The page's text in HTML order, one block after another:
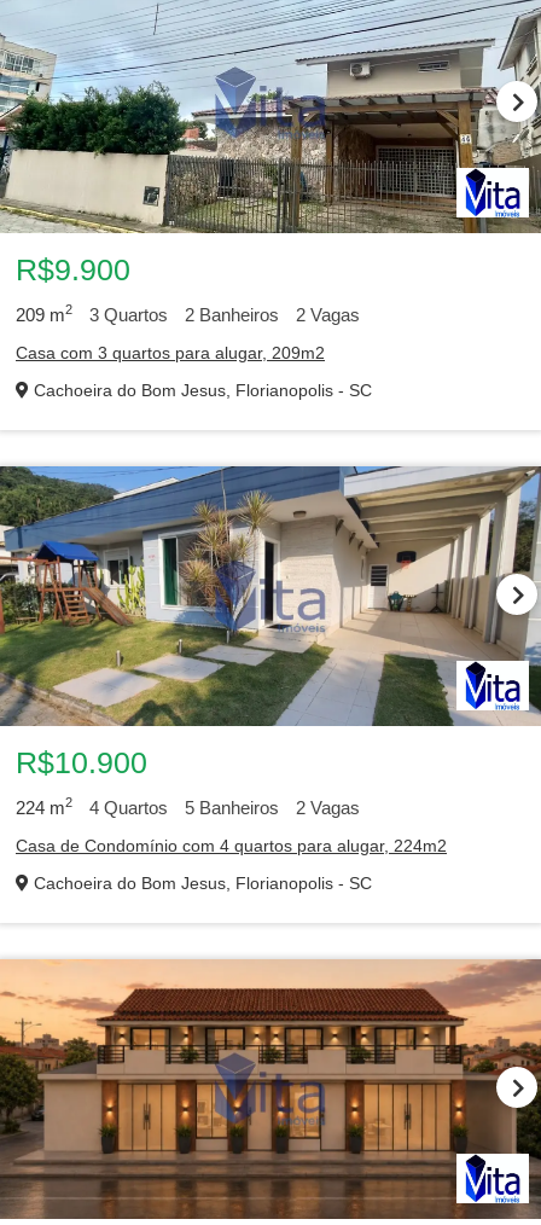
R$9.900
209 m2 3 Quartos 2 Banheiros 2 Vagas
Casa com 3 quartos para alugar, 209m2
Cachoeira do Bom Jesus, Florianopolis - SC
R$10.900
224 m2 4 Quartos 5 Banheiros 2 Vagas
Casa de Condomínio com 4 quartos para alugar, 224m2
Cachoeira do Bom Jesus, Florianopolis - SC